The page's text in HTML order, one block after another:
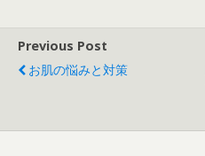
Previous Post
お肌の悩みと対策